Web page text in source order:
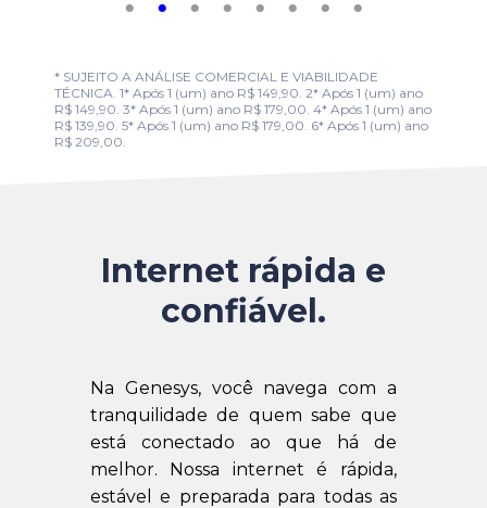
* SUJEITO A ANÁLISE COMERCIAL E VIABILIDADE
TÉCNICA. 1* Após 1 (um) ano R$ 149,90. 2* Após 1 (um) ano
R$ 149,90. 3* Após 1 (um) ano R$ 179,00. 4* Após 1 (um) ano
R$ 139,90. 5* Após 1 (um) ano R$ 179,00. 6* Após 1 (um) ano
R$ 209,00.
Internet rápida e
confiável.
Na Genesys, você navega com a
tranquilidade de quem sabe que
está conectado ao que há de
melhor. Nossa internet é rápida,
estável e preparada para todas as